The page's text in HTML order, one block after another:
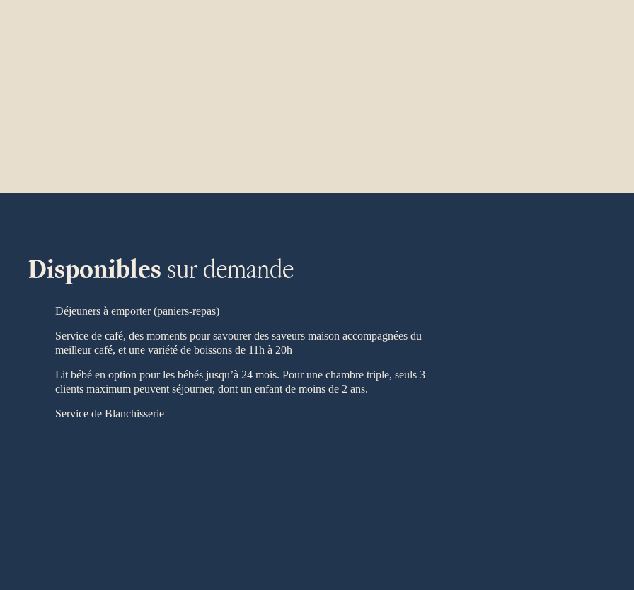
Disponibles sur demande
Déjeuners à emporter (paniers-repas)
Service de café, des moments pour savourer des saveurs maison accompagnées du
meilleur café, et une variété de boissons de 11h à 20h
Lit bébé en option pour les bébés jusqu’à 24 mois. Pour une chambre triple, seuls 3
clients maximum peuvent séjourner, dont un enfant de moins de 2 ans.
Service de Blanchisserie